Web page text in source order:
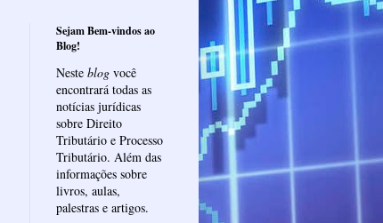
Sejam Bem-vindos ao
Blog!
Neste blog você
encontrará todas as
notícias jurídicas
sobre Direito
Tributário e Processo
Tributário. Além das
informações sobre
livros, aulas,
palestras e artigos.